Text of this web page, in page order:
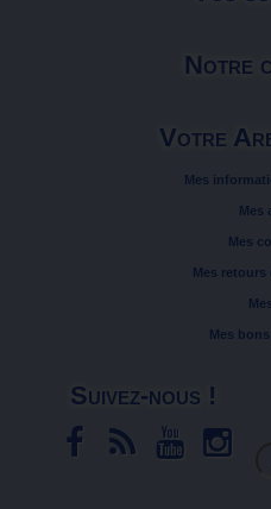
Notre
Votre
Mes
Mes
Mes
Mes retours
Mes
Suivez-nous !